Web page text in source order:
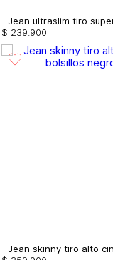
$ 239.900